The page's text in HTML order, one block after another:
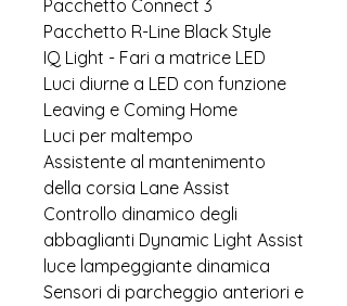
Pacchetto Connect 3
Pacchetto R-Line Black Style
IQ Light - Fari a matrice LED
Luci diurne a LED con funzione
Leaving e Coming Home
Luci per maltempo
Assistente al mantenimento
della corsia Lane Assist
Controllo dinamico degli
abbaglianti Dynamic Light Assist
luce lampeggiante dinamica
Sensori di parcheggio anteriori e